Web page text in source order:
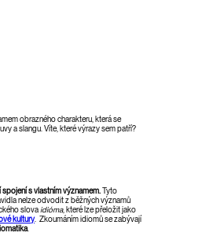
obrazného charakteru, která se
a slangu. Víte, které výrazy sem patří?
spojení s vlastním významem.Tyto
nelze odvodit z běžných významů
slovaidióma, které lze přeložit jako
kultury. Zkoumáním idiomů se zabývají
.